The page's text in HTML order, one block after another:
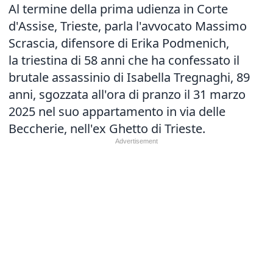
Al termine della prima udienza in Corte
d'Assise, Trieste, parla l'avvocato Massimo
Scrascia, difensore di Erika Podmenich,
la triestina di 58 anni che ha confessato il
brutale assassinio di Isabella Tregnaghi, 89
anni, sgozzata all'ora di pranzo il 31 marzo
2025 nel suo appartamento in via delle
Beccherie, nell'ex Ghetto di Trieste.